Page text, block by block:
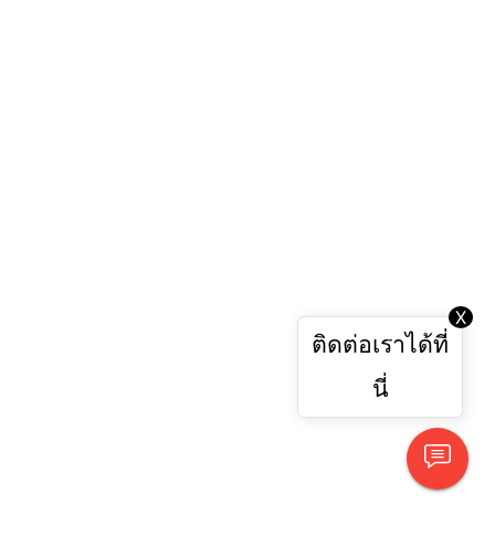
ติดต่อเราได้ที่
นี่
X